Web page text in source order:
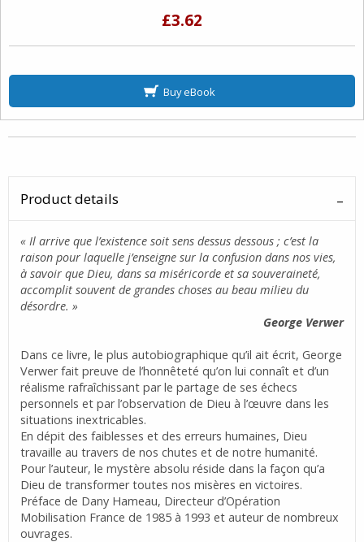
£3.62
Buy eBook
Product details
« Il arrive que l’existence soit sens dessus dessous ; c’est la
raison pour laquelle j’enseigne sur la confusion dans nos vies,
à savoir que Dieu, dans sa miséricorde et sa souveraineté,
accomplit souvent de grandes choses au beau milieu du
désordre. »
George Verwer
Dans ce livre, le plus autobiographique qu’il ait écrit, George
Verwer fait preuve de l’honnêteté qu’on lui connaît et d’un
réalisme rafraîchissant par le partage de ses échecs
personnels et par l’observation de Dieu à l’œuvre dans les
situations inextricables.
En dépit des faiblesses et des erreurs humaines, Dieu
travaille au travers de nos chutes et de notre humanité.
Pour l’auteur, le mystère absolu réside dans la façon qu’a
Dieu de transformer toutes nos misères en victoires.
Préface de Dany Hameau, Directeur d’Opération
Mobilisation France de 1985 à 1993 et auteur de nombreux
ouvrages.